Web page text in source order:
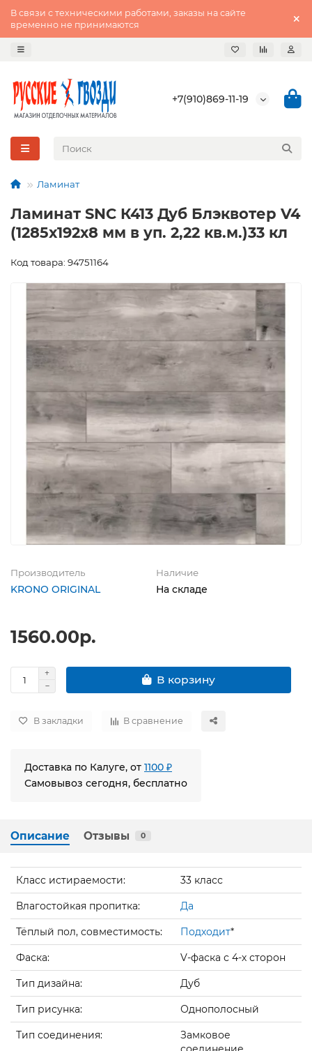
В связи с техническими работами, заказы на сайте
временно не принимаются
+7(910)869-11-19
Ламинат
Ламинат SNC К413 Дуб Блэквотер V4
(1285х192х8 мм в уп. 2,22 кв.м.)33 кл
Код товара: 94751164
Производитель
KRONO ORIGINAL
Наличие
На складе
1560.00р.
В корзину
В закладки В сравнение
Доставка по Калуге, от 1100 ₽
Самовывоз сегодня, бесплатно
Описание Отзывы 0
Класс истираемости: 33 класс
Влагостойкая пропитка: Да
Тёплый пол, совместимость: Подходит*
Фаска: V-фаска с 4-х сторон
Тип дизайна: Дуб
Тип рисунка: Однополосный
Тип соединения:
Замковое